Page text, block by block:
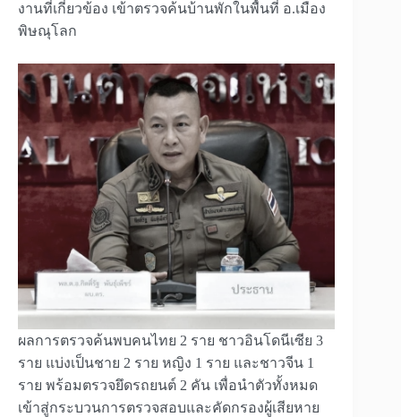
งานที่เกี่ยวข้อง เข้าตรวจค้นบ้านพักในพื้นที่ อ.เมือง
พิษณุโลก
ผลการตรวจค้นพบคนไทย 2 ราย ชาวอินโดนีเซีย 3
ราย แบ่งเป็นชาย 2 ราย หญิง 1 ราย และชาวจีน 1
ราย พร้อมตรวจยึดรถยนต์ 2 คัน เพื่อนำตัวทั้งหมด
เข้าสู่กระบวนการตรวจสอบและคัดกรองผู้เสียหาย